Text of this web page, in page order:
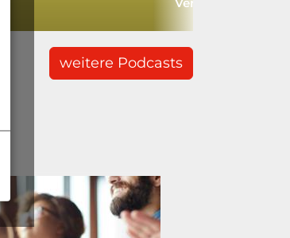
weitere Podcasts